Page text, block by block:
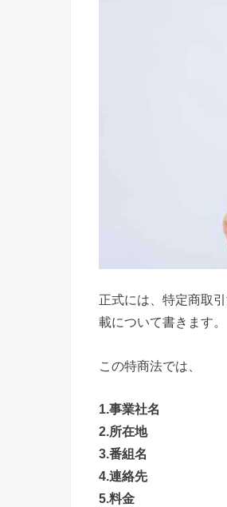
正式には、特定商取
載について書きます。
この特商法では、
1.事業社名
2.所在地
3.番組名
4.連絡先
5.料金